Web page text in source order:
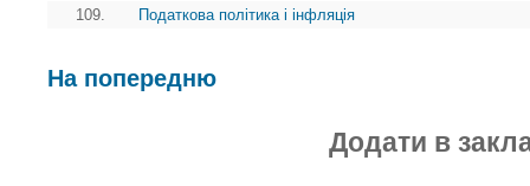
109.
Податкова політика і інфляція
На попередню
Додати в